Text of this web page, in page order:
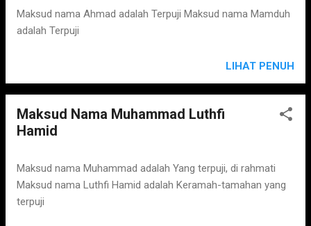
Maksud nama Ahmad adalah Terpuji Maksud nama Mamduh
adalah Terpuji
LIHAT PENUH
Maksud Nama Muhammad Luthfi
Hamid
Maksud nama Muhammad adalah Yang terpuji, di rahmati
Maksud nama Luthfi Hamid adalah Keramah-tamahan yang
terpuji